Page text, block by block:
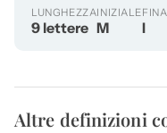
LUNGHEZZA
9 lettere
INIZIALE
M I
Altre definizioni